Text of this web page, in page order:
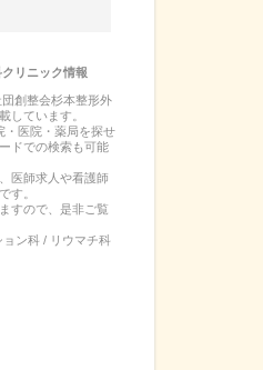
リニック情報
創整会杉本整形外
しています。
・医院・薬局を探せ
ドでの検索も可能
医師求人や看護師
す。
すので、是非ご覧
ン科 / リウマチ科